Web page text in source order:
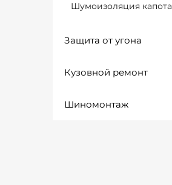
Шумоизоляция капота
Защита от угона
Кузовной ремонт
Шиномонтаж